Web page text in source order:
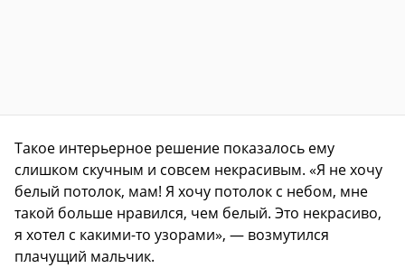
Такое интерьерное решение показалось ему
слишком скучным и совсем некрасивым. «Я не хочу
белый потолок, мам! Я хочу потолок с небом, мне
такой больше нравился, чем белый. Это некрасиво,
я хотел с какими-то узорами», — возмутился
плачущий мальчик.